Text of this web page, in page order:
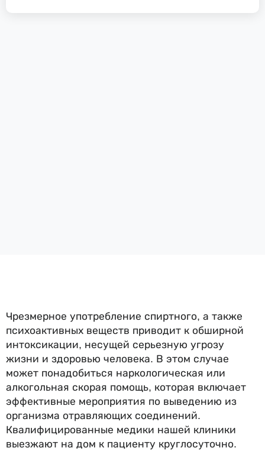
Чрезмерное употребление спиртного, а также
психоактивных веществ приводит к обширной
интоксикации, несущей серьезную угрозу
жизни и здоровью человека. В этом случае
может понадобиться наркологическая или
алкогольная скорая помощь, которая включает
эффективные мероприятия по выведению из
организма отравляющих соединений.
Квалифицированные медики нашей клиники
выезжают на дом к пациенту круглосуточно.